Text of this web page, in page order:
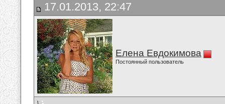
17.01.2013, 22:47
Елена Евдокимова
Постоянный пользователь